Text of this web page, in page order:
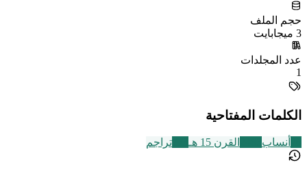
حجم الملف
3 ميجابايت
عدد المجلدات
1
الكلمات المفتاحية
أنساب القرن 15 هـ تراجم